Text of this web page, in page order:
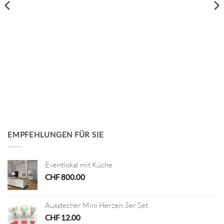
EMPFEHLUNGEN FÜR SIE
Eventlokal mit Küche
CHF800.00
Ausstecher Mini Herzen 3er Set
CHF12.00